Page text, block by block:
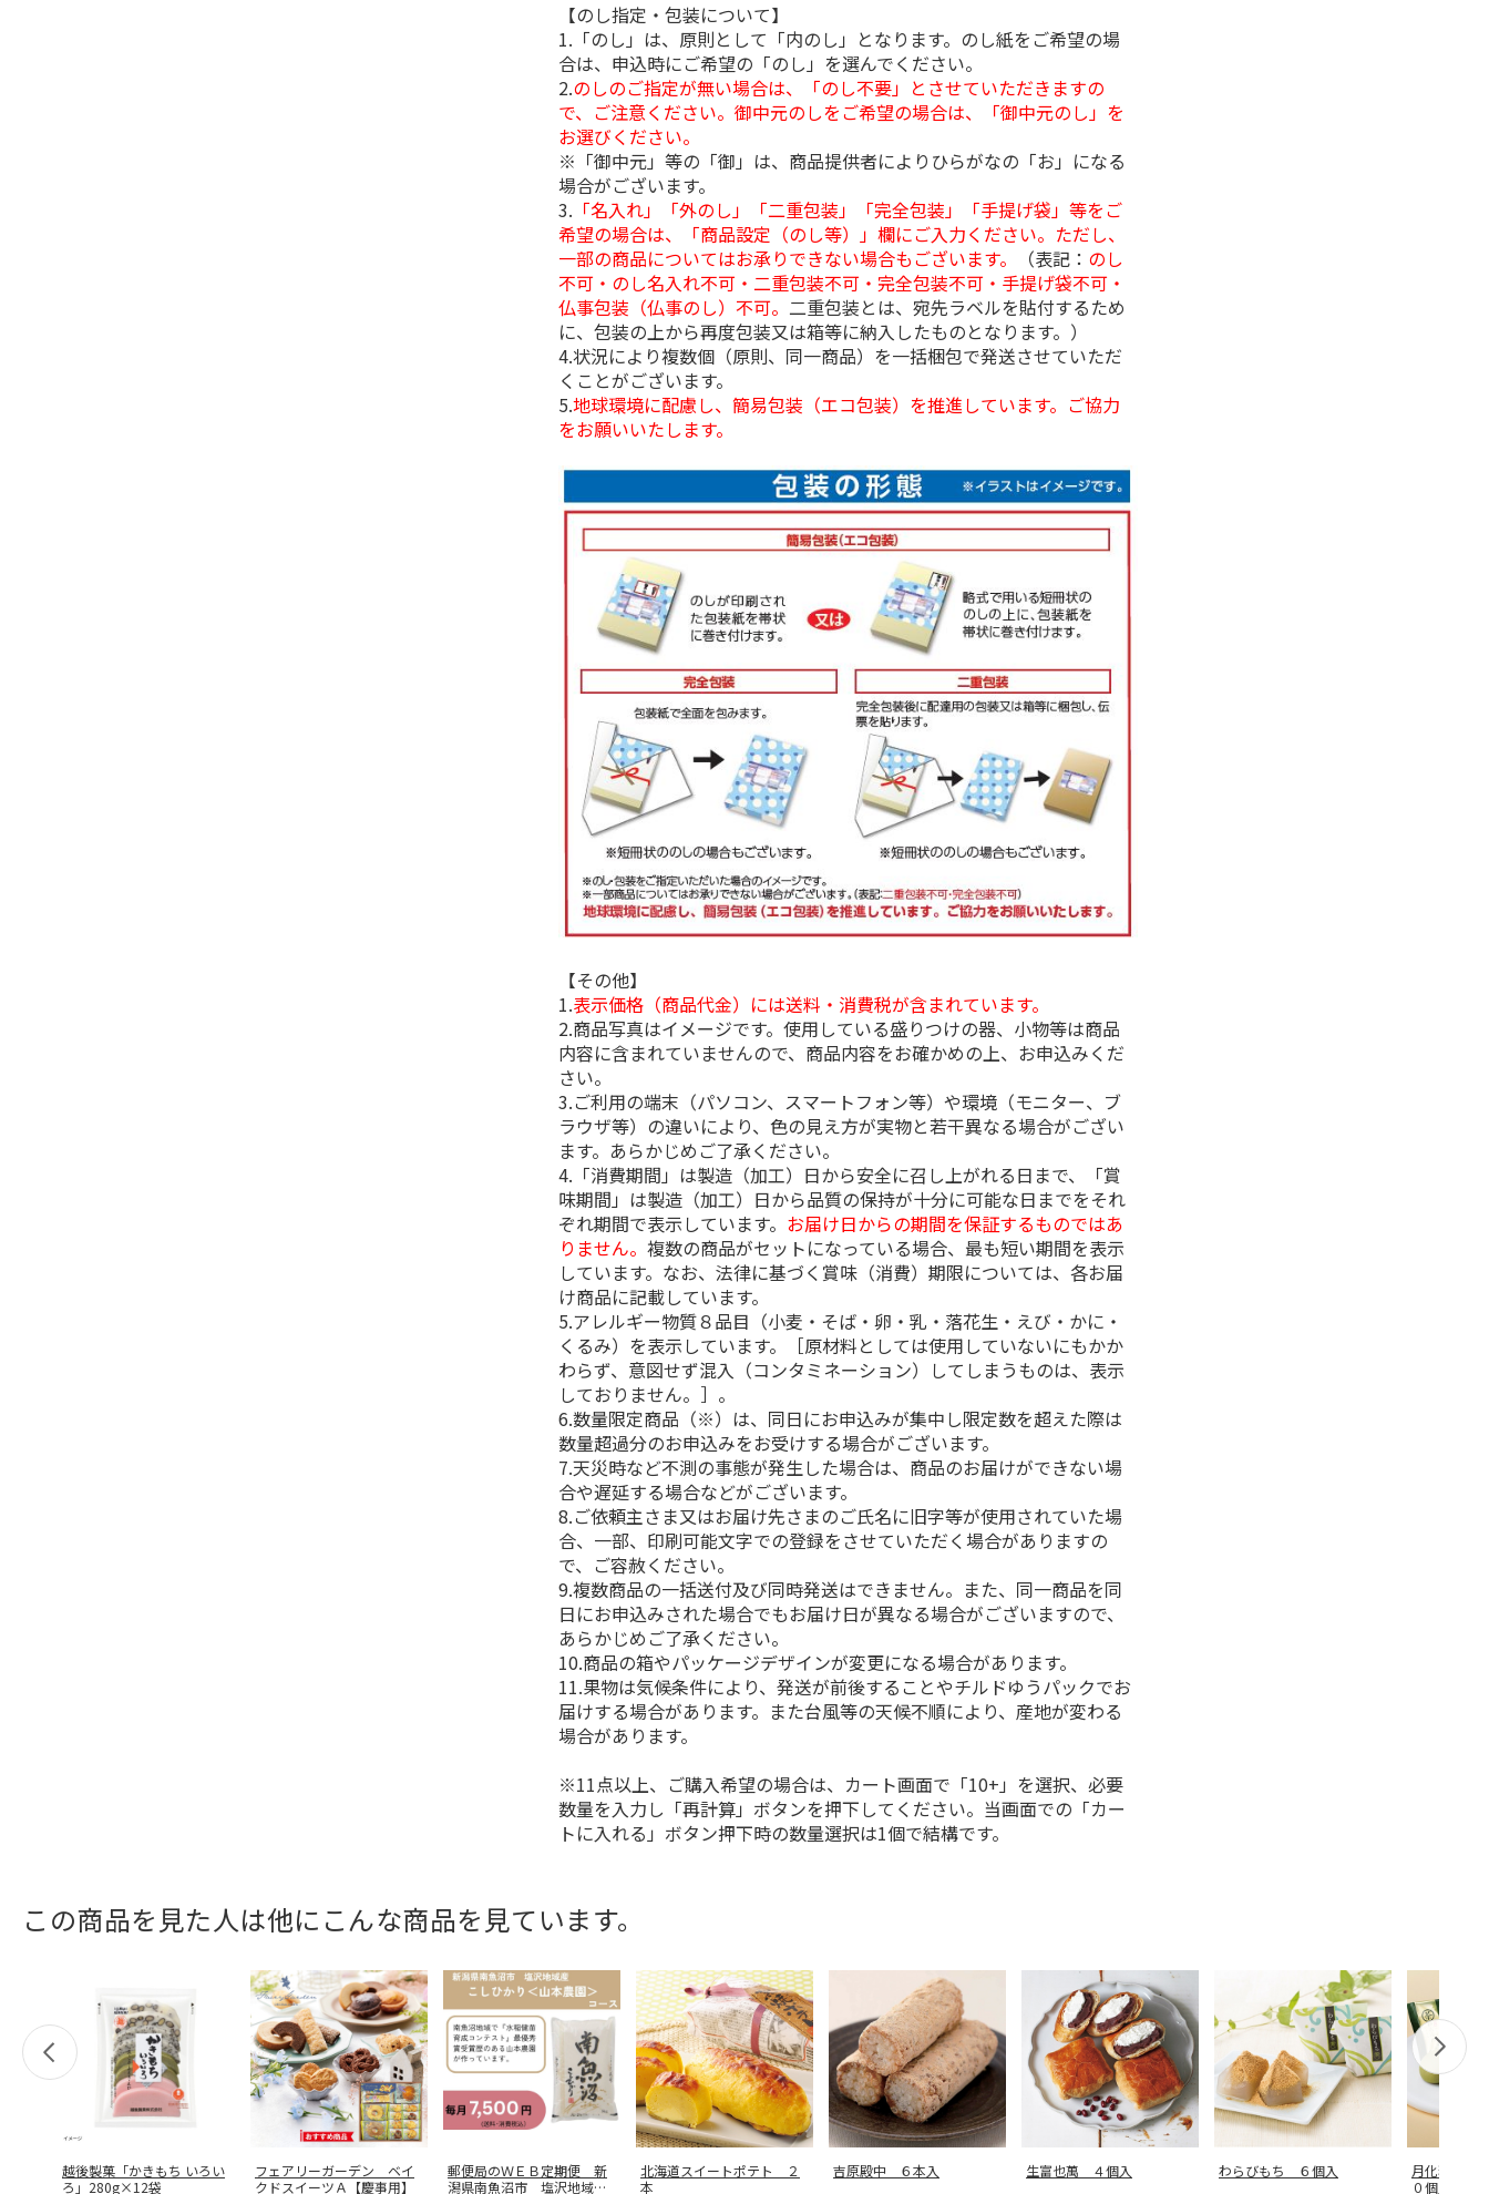
【のし指定・包装について】
1.「のし」は、原則として「内のし」となります。のし紙をご希望の場
合は、申込時にご希望の「のし」を選んでください。
2.のしのご指定が無い場合は、「のし不要」とさせていただきますの
で、ご注意ください。御中元のしをご希望の場合は、「御中元のし」を
お選びください。
※「御中元」等の「御」は、商品提供者によりひらがなの「お」になる
場合がございます。
3. 「名入れ」「外のし」「二重包装」「完全包装」「手提げ袋」等をご
希望の場合は、「商品設定（のし等）」欄にご入力ください。ただし、
一部の商品についてはお承りできない場合もございます。
（表記： のし
不可・のし名入れ不可・二重包装不可・完全包装不可・手提げ袋不可・
仏事包装（仏事のし）不可。 二重包装とは、宛先ラベルを貼付するため
に、包装の上から再度包装又は箱等に納入したものとなります。）
4.状況により複数個（原則、同一商品）を一括梱包で発送させていただ
くことがございます。
5.地球環境に配慮し、簡易包装（エコ包装）を推進しています。ご協力
をお願いいたします。
【その他】
1.表示価格（商品代金）には送料・消費税が含まれています。
2.商品写真はイメージです。使用している盛りつけの器、小物等は商品
内容に含まれていませんので、商品内容をお確かめの上、お申込みくだ
さい。
3.ご利用の端末（パソコン、スマートフォン等）や環境（モニター、ブ
ラウザ等）の違いにより、色の見え方が実物と若干異なる場合がござい
ます。あらかじめご了承ください。
4.「消費期間」は製造（加工）日から安全に召し上がれる日まで、「賞
味期間」は製造（加工）日から品質の保持が十分に可能な日までをそれ
ぞれ期間で表示しています。 お届け日からの期間を保証するものではあ
りません。複数の商品がセットになっている場合、最も短い期間を表示
しています。なお、法律に基づく賞味（消費）期限については、各お届
け商品に記載しています。
5.アレルギー物質８品目（小麦・そば・卵・乳・落花生・えび・かに・
くるみ）を表示しています。［原材料としては使用していないにもかか
わらず、意図せず混入（コンタミネーション）してしまうものは、表示
しておりません。］。
6.数量限定商品（※）は、同日にお申込みが集中し限定数を超えた際は
数量超過分のお申込みをお受けする場合がございます。
7.天災時など不測の事態が発生した場合は、商品のお届けができない場
合や遅延する場合などがございます。
8.ご依頼主さま又はお届け先さまのご氏名に旧字等が使用されていた場
合、一部、印刷可能文字での登録をさせていただく場合がありますの
で、ご容赦ください。
9.複数商品の一括送付及び同時発送はできません。また、同一商品を同
日にお申込みされた場合でもお届け日が異なる場合がございますので、
あらかじめご了承ください。
10.商品の箱やパッケージデザインが変更になる場合があります。
11.果物は気候条件により、発送が前後することやチルドゆうパックでお
届けする場合があります。また台風等の天候不順により、産地が変わる
場合があります。
※11点以上、ご購入希望の場合は、カート画面で「10+」を選択、必要
数量を入力し「再計算」ボタンを押下してください。当画面での「カー
トに入れる」ボタン押下時の数量選択は1個で結構です。
この商品を見た人は他にこんな商品を見ています。
越後製菓「かきもち いろい
ろ」280g×12袋
フェアリーガーデン ベイ
クドスイーツＡ【慶事用】
郵便局のＷＥＢ定期便 新
潟県南魚沼市 塩沢地域産
北海道スイートポテト ２
本
吉原殿中 ６本入 生富也萬 ４個入 わらびもち ６個入
月化粧・伊
０個入